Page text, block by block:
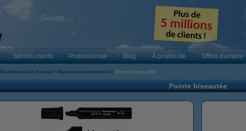
Service clients Professionnel Blog À propos de Offres d'emploi
Fournitures de bureau Marqueurs permanents Pointe biseautée
Pointe biseautée